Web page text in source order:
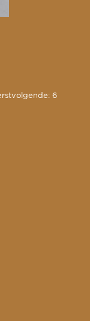
6